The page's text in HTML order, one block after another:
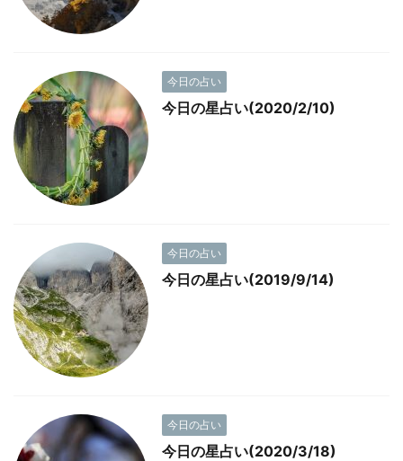
今日の占い
今日の星占い(2020/2/10)
今日の占い
今日の星占い(2019/9/14)
今日の占い
今日の星占い(2020/3/18)